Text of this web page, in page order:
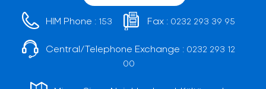
HIM Phone : 153 Fax : 0232 293 39 95
Central/Telephone Exchange : 0232 293 12
00